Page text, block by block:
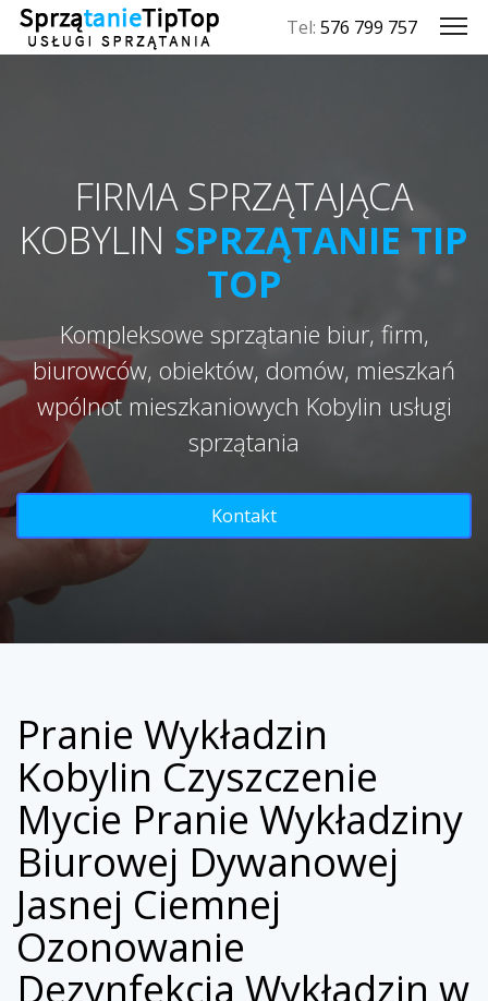
Tel: 576 799 757
FIRMA SPRZĄTAJĄCA
KOBYLIN SPRZĄTANIE TIP
TOP
Kompleksowe sprzątanie biur, firm,
biurowców, obiektów, domów, mieszkań
wpólnot mieszkaniowych Kobylin usługi
sprzątania
Kontakt
Pranie Wykładzin
Kobylin Czyszczenie
Mycie Pranie Wykładziny
Biurowej Dywanowej
Jasnej Ciemnej
Ozonowanie
Dezynfekcja Wykładzin w